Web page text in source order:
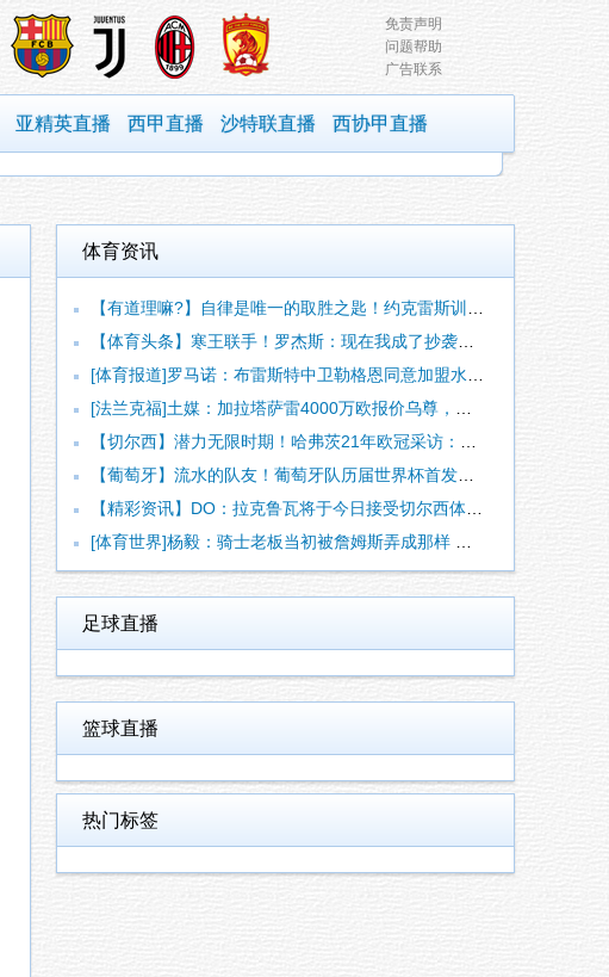
免责声明
问题帮助
广告联系
亚精英直播 西甲直播 沙特联直播 西协甲直播
体育资讯
【有道理嘛?】自律是唯一的取胜之匙！约克雷斯训练新视角！
【体育头条】寒王联手！罗杰斯：现在我成了抄袭动作的，帕尔默有
[体育报道]罗马诺：布雷斯特中卫勒格恩同意加盟水晶宫，他很期
[法兰克福]土媒：加拉塔萨雷4000万欧报价乌尊，法兰克福要
【切尔西】潜力无限时期！哈弗茨21年欧冠采访：我TM一点不在
【葡萄牙】流水的队友！葡萄牙队历届世界杯首发合影！
【精彩资讯】DO：拉克鲁瓦将于今日接受切尔西体检，价值约52
[体育世界]杨毅：骑士老板当初被詹姆斯弄成那样 我不太信他能
足球直播
篮球直播
热门标签